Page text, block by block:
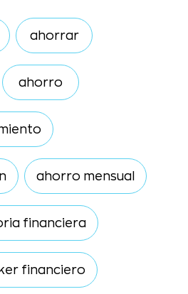
ahorrar
ahorro
ahorro mensual
financiera
financiero